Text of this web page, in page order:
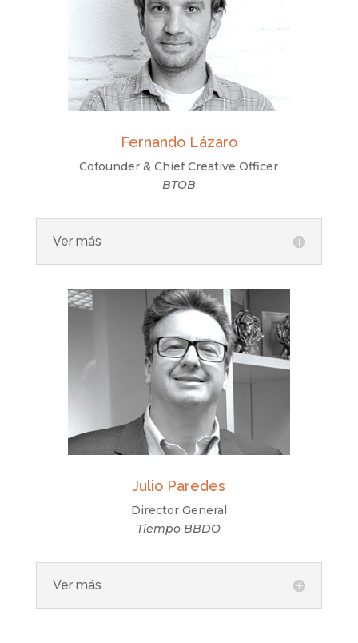
Fernando Lázaro
Cofounder & Chief Creative Officer
BTOB
Ver más
Julio Paredes
Director General
Tiempo BBDO
Ver más